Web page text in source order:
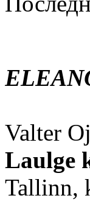
Valter
Laulge
Tallinn,